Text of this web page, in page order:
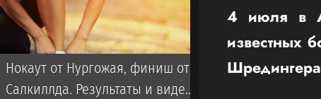
4 июля в
известных
UFC
Нокаут от Нургожая, финиш от
Салкиллда. Результаты и видео